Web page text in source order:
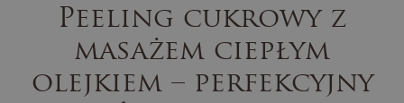
Peeling cukrowy z
masażem ciepłym
olejkiem – perfekcyjny